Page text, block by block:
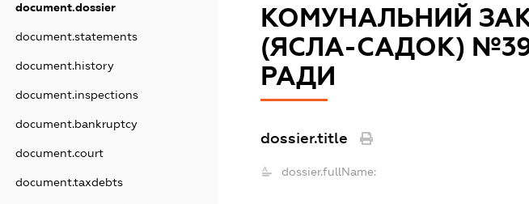
document.dossier
document.statements
document.history
document.inspections
document.bankruptcy
document.court
document.taxdebts
КОМУНАЛЬНИЙ
(ЯСЛА-САДОК)
РАДИ
dossier.title
dossier.fullName: